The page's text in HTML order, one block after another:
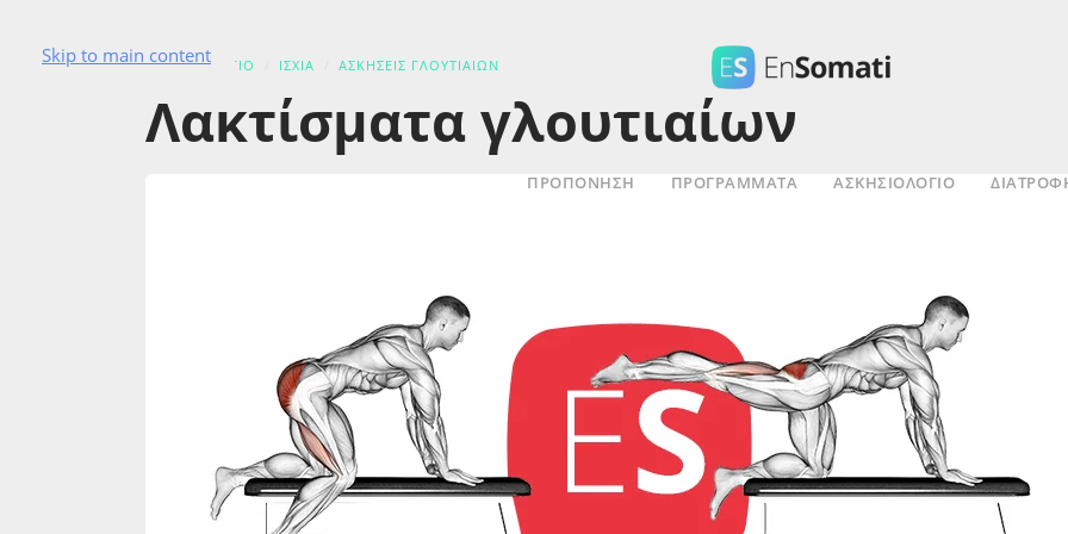
Skip to main content
ΠΡΟΠΟΝΗΣΗ ΠΡΟΓΡΑΜΜΑΤΑ ΑΣΚΗΣΙΟΛΌΓΙΟ
ΑΣΚΗΣΙΟΛΟΓΙΟ ΙΣΧΙΑ ΑΣΚΉΣΕΙΣ ΓΛΟΥΤΙΑΊΩΝ
Λακτίσματα γλουτιαίων